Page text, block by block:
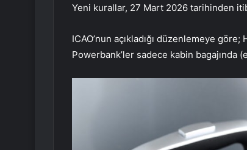
Yeni kurallar, 27 Mart 2026 tarihinden
ICAO’nun açıkladığı düzenlemeye
Powerbank’ler sadece kabin bagajında